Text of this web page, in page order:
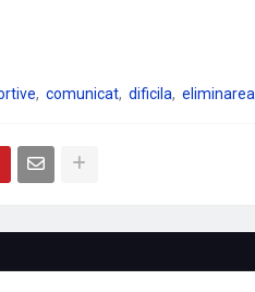
comunicat dificila eliminarea